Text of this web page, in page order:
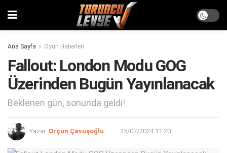
Ana Sayfa Oyun Haberleri
Fallout: London Modu GOG
Üzerinden Bugün Yayınlanacak
Beklenen gün, sonunda geldi!
Yazar: Orçun Çavuşoğlu 25/07/2024 11:20